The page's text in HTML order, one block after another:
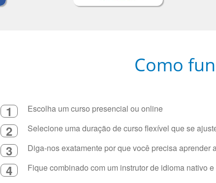
Como
1 Escolha um curso presencial ou online
2 Selecione uma duração de curso flexível que se
3 Diga-nos exatamente por que você precisa aprender
4 Fique combinado com um instrutor de idioma nativo